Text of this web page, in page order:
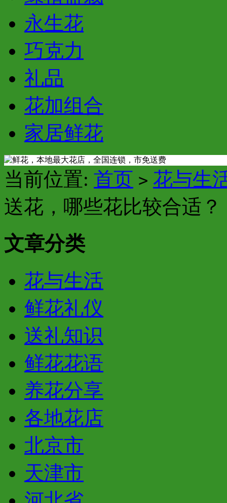
永生花
巧克力
礼品
花加组合
家居鲜花
当前位置: 首页 > 花与生
送花，哪些花比较合适？
文章分类
花与生活
鲜花礼仪
送礼知识
鲜花花语
养花分享
各地花店
北京市
天津市